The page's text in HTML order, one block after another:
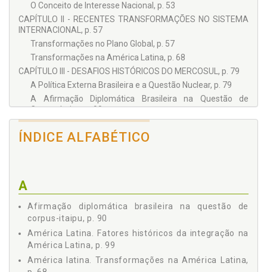
O Conceito de Interesse Nacional, p. 53
CAPÍTULO II - RECENTES TRANSFORMAÇÕES NO SISTEMA
INTERNACIONAL, p. 57
Transformações no Plano Global, p. 57
Transformações na América Latina, p. 68
CAPÍTULO III - DESAFIOS HISTÓRICOS DO MERCOSUL, p. 79
A Política Externa Brasileira e a Questão Nuclear, p. 79
A Afirmação Diplomática Brasileira na Questão de
Corpus-Itaipu, p. 90
CAPÍTULO IV - A REALIZAÇÃO DO MERCOSUL, p. 99
Os Fatores Históricos da Integração na América Latina, p.
CAPÍTULO V - A PARALISIA DO MERCOSUL, p. 117
Os Contratempos entre Argentina e Brasil no Mercosul, p.
Os Dilemas da Argentina e do Brasil no Mercosul, p. 129
CONSIDERAÇÕES FINAIS, p. 135
ANEXOS, p. 147
ÍNDICE ALFABÉTICO
A
Afirmação diplomática brasileira na questão de
corpus-itaipu, p. 90
América Latina. Fatores históricos da integração na
América Latina, p. 99
América latina. Transformações na América Latina,